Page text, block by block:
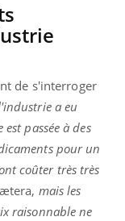
de s'interroger
a eu
passée à des
pour un
coûter très très
mais les
raisonnable ne